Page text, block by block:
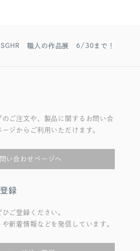
SGHR 職人の作品展 6/30まで！
のご注文や、製品に関するお問い合
ジからご利用いただけます。
い合わせページへ
録
ご登録ください。
新着情報などを発信しています。